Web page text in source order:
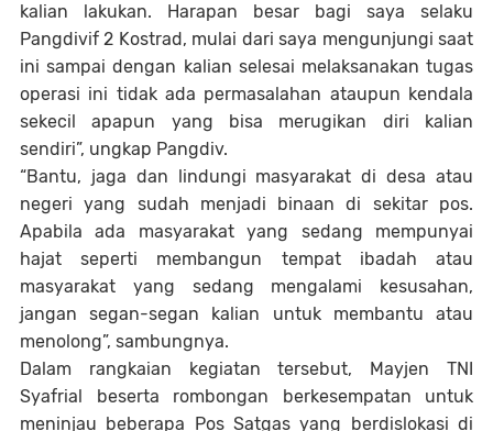
kalian lakukan. Harapan besar bagi saya selaku
Pangdivif 2 Kostrad, mulai dari saya mengunjungi saat
ini sampai dengan kalian selesai melaksanakan tugas
operasi ini tidak ada permasalahan ataupun kendala
sekecil apapun yang bisa merugikan diri kalian
sendiri”, ungkap Pangdiv.
“Bantu, jaga dan lindungi masyarakat di desa atau
negeri yang sudah menjadi binaan di sekitar pos.
Apabila ada masyarakat yang sedang mempunyai
hajat seperti membangun tempat ibadah atau
masyarakat yang sedang mengalami kesusahan,
jangan segan-segan kalian untuk membantu atau
menolong”, sambungnya.
Dalam rangkaian kegiatan tersebut, Mayjen TNI
Syafrial beserta rombongan berkesempatan untuk
meninjau beberapa Pos Satgas yang berdislokasi di